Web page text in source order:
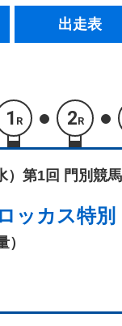
出走表
1 R 2R
第1回 門別競
ッカス特別